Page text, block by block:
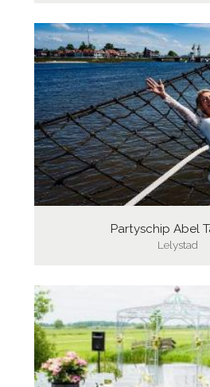
Partyschip Abel
Lelystad